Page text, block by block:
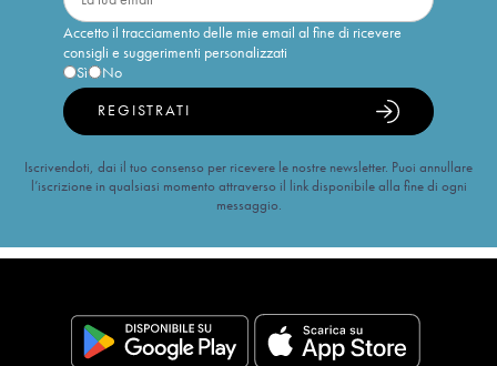
Accetto il tracciamento delle mie email al fine di ricevere
consigli e suggerimenti personalizzati
Sì
No
REGISTRATI
Iscrivendoti, dai il tuo consenso per ricevere le nostre newsletter. Puoi annullare
l’iscrizione in qualsiasi momento attraverso il link disponibile alla fine di ogni
messaggio.